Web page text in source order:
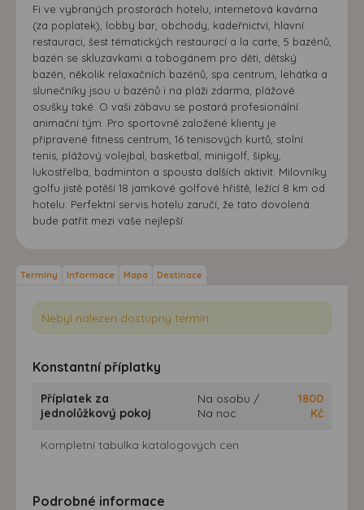
Fi ve vybraných prostorách hotelu, internetová kavárna
(za poplatek), lobby bar, obchody, kadeřnictví, hlavní
restauraci, šest tématických restaurací a la carte, 5 bazénů,
bazén se skluzavkami a tobogánem pro děti, dětský
bazén, několik relaxačních bazénů, spa centrum, lehátka a
slunečníky jsou u bazénů i na pláži zdarma, plážové
osušky také. O vaši zábavu se postará profesionální
animační tým. Pro sportovně založené klienty je
připravené fitness centrum, 16 tenisových kurtů, stolní
tenis, plážový volejbal, basketbal, minigolf, šipky,
lukostřelba, badminton a spousta dalších aktivit. Milovníky
golfu jistě potěší 18 jamkové golfové hřiště, ležící 8 km od
hotelu. Perfektní servis hotelu zaručí, že tato dovolená
bude patřit mezi vaše nejlepší.
Termíny Informace Mapa Destinace
Nebyl nalezen dostupný termín.
Konstantní příplatky
Příplatek za
jednolůžkový pokoj
Na osobu /
Na noc
1800
Kč
Kompletní tabulka katalogových cen
Podrobné informace